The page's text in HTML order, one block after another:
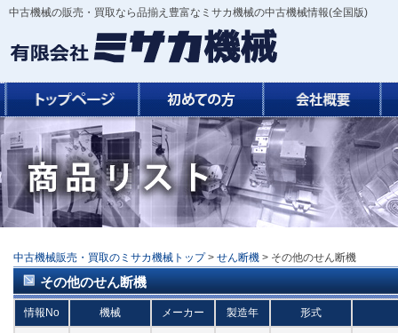
中古機械の販売・買取なら品揃え豊富なミサカ機械の中古機械情報(全国版)
中古機械販売・買取のミサカ機械トップ > せん断機 > その他のせん断機
その他のせん断機
情報No 機械 メーカー 製造年 形式